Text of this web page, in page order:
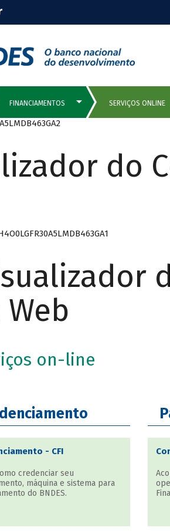
do
on-line
- CFI
credenciar seu
máquina e sistema para
do BNDES.